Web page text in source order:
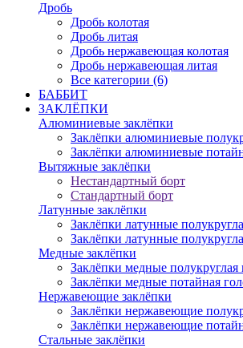
Дробь
Дробь колотая
Дробь литая
Дробь нержавеющая колотая
Дробь нержавеющая литая
Все категории (6)
БАББИТ
ЗАКЛЁПКИ
Алюминиевые заклёпки
Заклёпки алюминиевые
Заклёпки алюминиевые
Вытяжные заклёпки
Нестандартный борт
Стандартный борт
Латунные заклёпки
Заклёпки латунные
Заклёпки латунные
Медные заклёпки
Заклёпки медные полукруглая
Заклёпки медные потайная
Нержавеющие заклёпки
Заклёпки нержавеющие
Заклёпки нержавеющие
Стальные заклёпки